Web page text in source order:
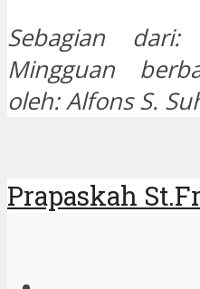
Sebagian dari:
Mingguan
oleh: Alfons S.
Prapaskah